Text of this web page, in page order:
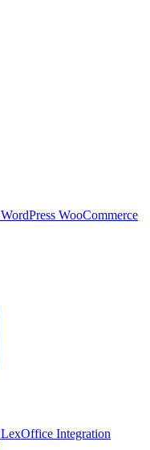
WordPress WooCommerce
LexOffice Integration